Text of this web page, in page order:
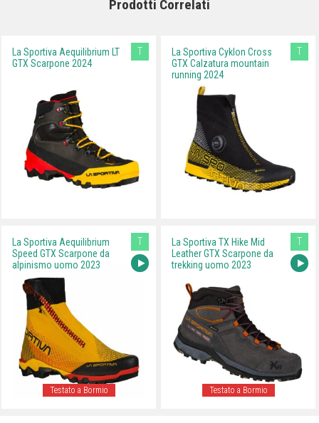
Prodotti Correlati
La Sportiva Aequilibrium LT
GTX Scarpone 2024
T
La Sportiva Cyklon Cross
GTX Calzatura mountain
running 2024
T
La Sportiva Aequilibrium
Speed GTX Scarpone da
alpinismo uomo 2023
T
Testato a Bormio
La Sportiva TX Hike Mid
Leather GTX Scarpone da
trekking uomo 2023
T
Testato a Bormio